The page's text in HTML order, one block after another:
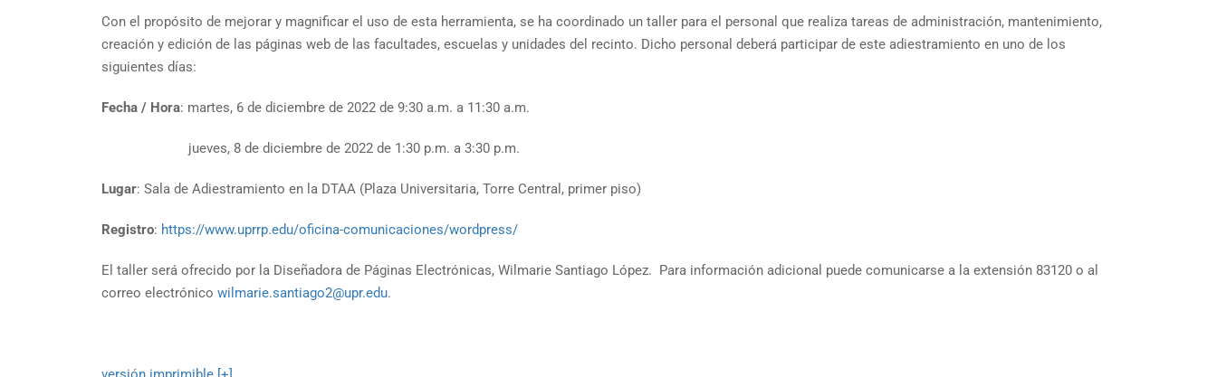
Con el propósito de mejorar y magnificar el uso de esta herramienta, se ha coordinado un taller para el personal que realiza tareas de administración, mantenimiento,
creación y edición de las páginas web de las facultades, escuelas y unidades del recinto. Dicho personal deberá participar de este adiestramiento en uno de los
siguientes días:
Fecha / Hora: martes, 6 de diciembre de 2022 de 9:30 a.m. a 11:30 a.m.
jueves, 8 de diciembre de 2022 de 1:30 p.m. a 3:30 p.m.
Lugar: Sala de Adiestramiento en la DTAA (Plaza Universitaria, Torre Central, primer piso)
Registro: https://www.uprrp.edu/oficina-comunicaciones/wordpress/
El taller será ofrecido por la Diseñadora de Páginas Electrónicas, Wilmarie Santiago López. Para información adicional puede comunicarse a la extensión 83120 o al
correo electrónico wilmarie.santiago2@upr.edu.